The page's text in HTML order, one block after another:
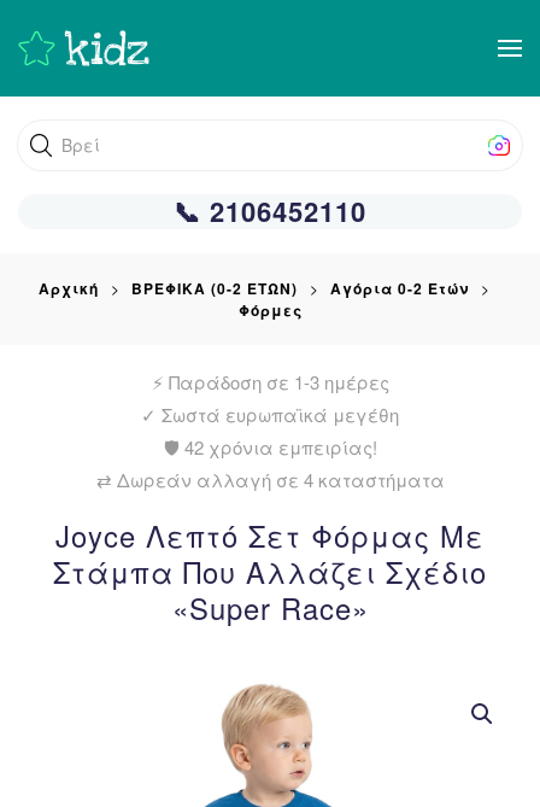
Skip
to
content
Βρείτε αυ
📞 2106452110
Αρχική ΒΡΕΦΙΚΑ (0-2 ΕΤΩΝ)
Αγόρια 0-2 Ετών
Φόρμες
⚡ Παράδοση σε 1-3 ημέρες
✓ Σωστά ευρωπαϊκά μεγέθη
🛡️ 42 χρόνια εμπειρίας!
⇄ Δωρεάν αλλαγή σε 4 καταστήματα
Joyce Λεπτό Σετ Φόρμας Με
Στάμπα Που Αλλάζει Σχέδιο
«Super Race»